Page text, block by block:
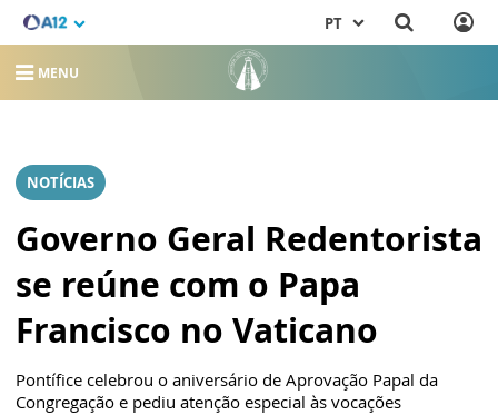
PT
MENU
NOTÍCIAS
Governo Geral Redentorista
se reúne com o Papa
Francisco no Vaticano
Pontífice celebrou o aniversário de Aprovação Papal da
Congregação e pediu atenção especial às vocações